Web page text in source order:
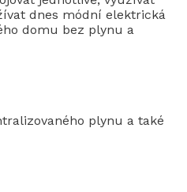
dnes módní elektrická
domu bez plynu a
plynu a také